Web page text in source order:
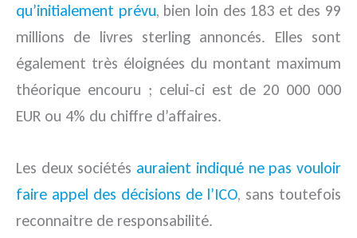
qu’initialement prévu, bien loin des 183 et des 99
millions de livres sterling annoncés. Elles sont
également très éloignées du montant maximum
théorique encouru ; celui-ci est de 20 000 000
EUR ou 4% du chiffre d’affaires.
Les deux sociétés auraient indiqué ne pas vouloir
faire appel des décisions de l’ICO, sans toutefois
reconnaitre de responsabilité.